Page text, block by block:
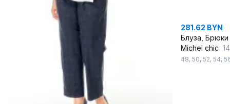
281.62 BYN
Блуза, Брюки
Michel chic
48, 50, 52, 54,